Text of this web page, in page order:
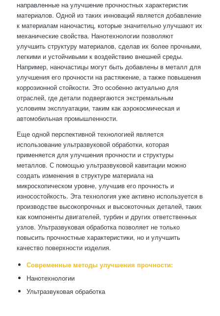
направленные на улучшение прочностных характеристик
материалов. Одной из таких инноваций является добавление
к материалам наночастиц, которые значительно улучшают их
механические свойства. Нанотехнологии позволяют
улучшить структуру материалов, сделав их более прочными,
легкими и устойчивыми к воздействию внешней среды.
Например, наночастицы могут быть добавлены в металл для
улучшения его прочности на растяжение, а также повышения
коррозионной стойкости. Это особенно актуально для
отраслей, где детали подвергаются экстремальным
условиям эксплуатации, таким как аэрокосмическая и
автомобильная промышленности.
Еще одной перспективной технологией является
использование ультразвуковой обработки, которая
применяется для улучшения прочности и структуры
металлов. С помощью ультразвуковой кавитации можно
создать изменения в структуре материала на
микроскопическом уровне, улучшив его прочность и
износостойкость. Эта технология уже активно используется в
производстве высокопрочных и высокоточных деталей, таких
как компоненты двигателей, турбин и других ответственных
узлов. Ультразвуковая обработка позволяет не только
повысить прочностные характеристики, но и улучшить
качество поверхности изделия.
Современные методы улучшения прочности:
Нанотехнологии
Ультразвуковая обработка